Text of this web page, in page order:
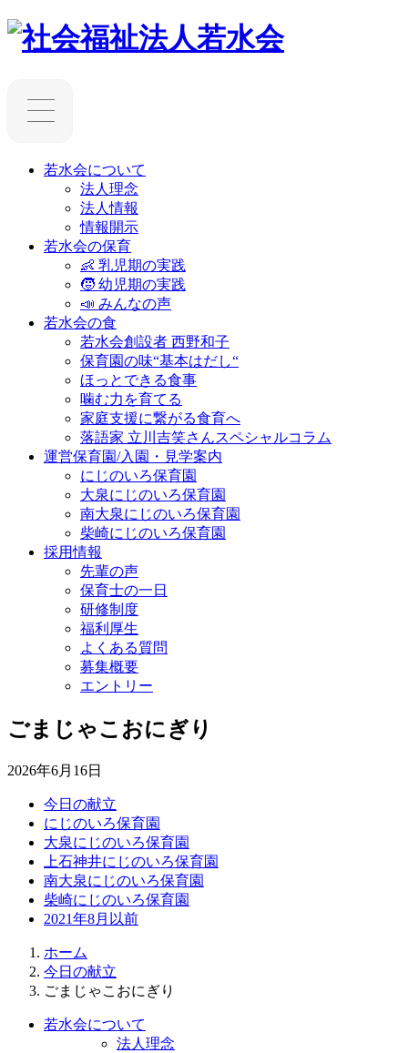
若水会について
法人理念
法人情報
情報開示
若水会の保育
👶 乳児期の実践
🧒 幼児期の実践
📣 みんなの声
若水会の食
若水会創設者 西野和子
保育園の味“基本はだし“
ほっとできる食事
噛む力を育てる
家庭支援に繋がる食育へ
落語家 立川吉笑さんスペシャルコラム
運営保育園/入園・見学案内
にじのいろ保育園
大泉にじのいろ保育園
南大泉にじのいろ保育園
柴崎にじのいろ保育園
採用情報
先輩の声
保育士の一日
研修制度
福利厚生
よくある質問
募集概要
エントリー
ごまじゃこおにぎり
2026年6月16日
今日の献立
にじのいろ保育園
大泉にじのいろ保育園
上石神井にじのいろ保育園
南大泉にじのいろ保育園
柴崎にじのいろ保育園
2021年8月以前
ホーム
今日の献立
ごまじゃこおにぎり
若水会について
法人理念